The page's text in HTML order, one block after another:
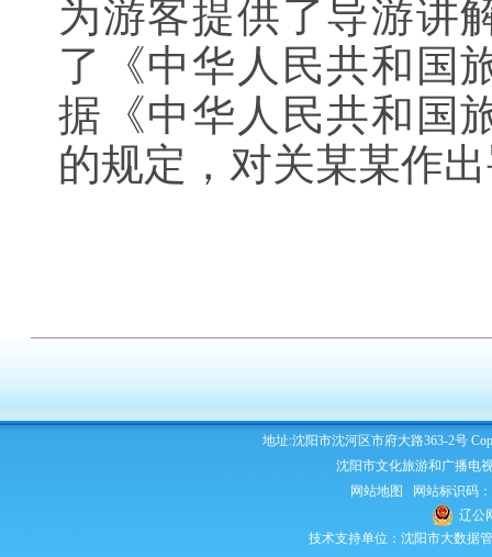
为游客提供了导游讲
了《中华人民共和国
据《中华人民共和国
的规定，对关某某作
地址:沈阳市沈河区市府大路363-2号
沈阳市文化旅游和广播电
网站地图
网站标识码
辽公
技术支持单位：沈阳市大数据